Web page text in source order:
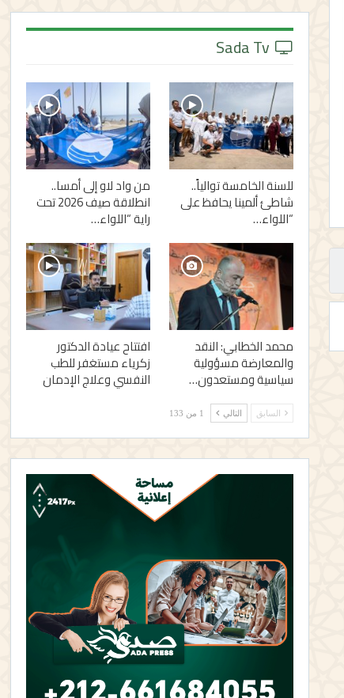
للسنة الخامسة توالياً..
شاطئ ألمينا يحافظ على
“اللواء…
من واد لاو إلى أمسا..
انطلاقة صيف 2026 تحت
راية “اللواء…
محمد الخطابي: النقد
والمعارضة مسؤولية
سياسية ومستعدون…
افتتاح عيادة الدكتور
زكرياء مستغفر للطب
النفسي وعلاج الإدمان
السابق التالي 1 من 133